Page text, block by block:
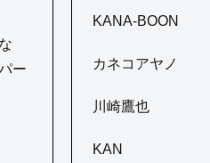
ー
KANA-BOON
カネコアヤノ
川崎鷹也
KAN